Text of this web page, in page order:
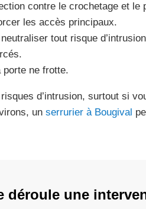
contre le crochetage et le
les accès principaux.
tout risque
porte ne frotte.
d’intrusion, surtout si
un serrurier à Bougival
déroule une